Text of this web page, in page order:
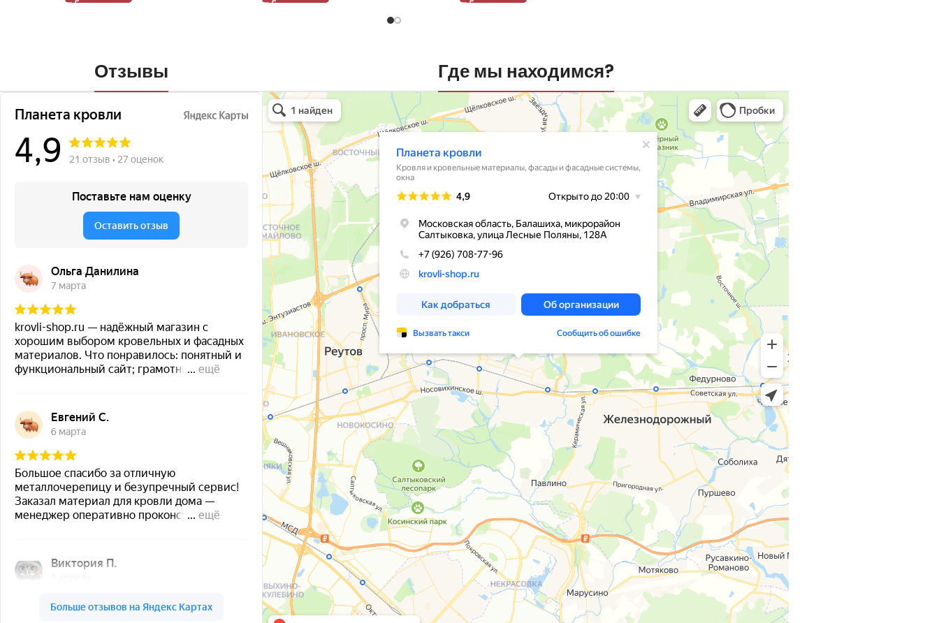
Отзывы Где мы находимся?
Планета кровли
Кровля и кровельные материалы в Балашихе
Окна в Балашихе